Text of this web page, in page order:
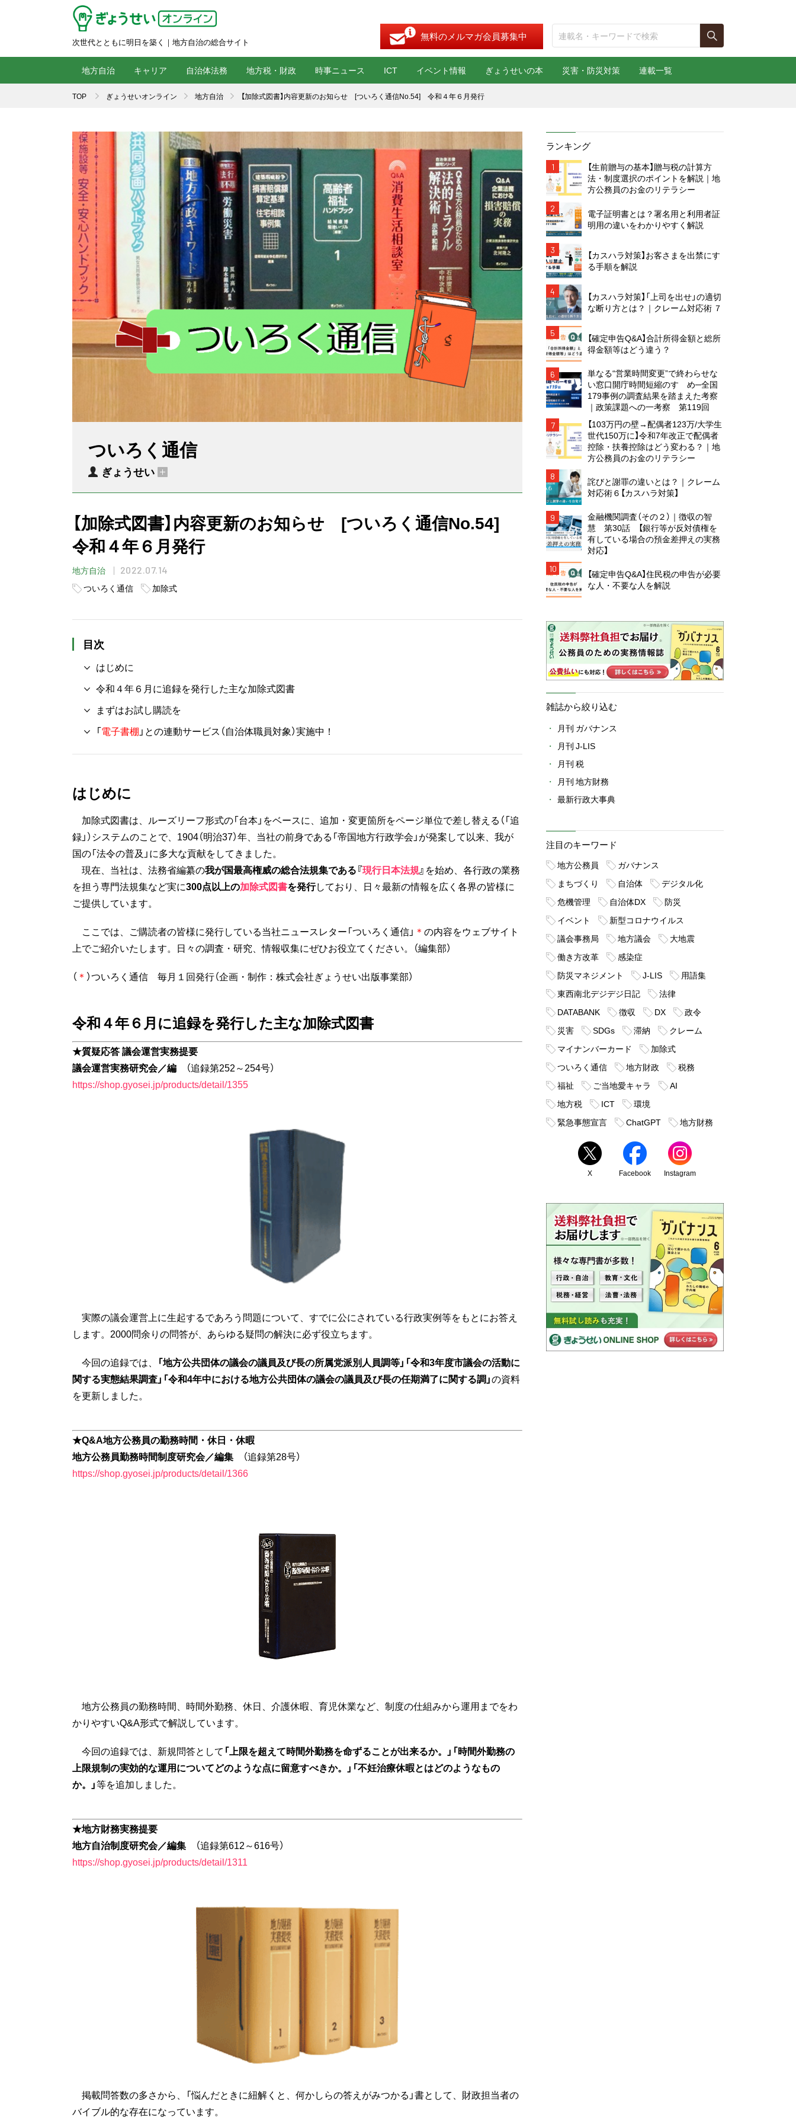
次世代とともに明日を築く｜地方自治の総合サイト 無料のメルマガ会員募集中
地方自治 キャリア 自治体法務 地方税・財政 時事ニュース ICT イベント情報 ぎょうせいの本 災害・防災対策 連載一覧
TOP ぎょうせいオンライン 地方自治 【加除式図書】内容更新のお知らせ [ついろく通信No.54] 令和４年６月発行
ついろく通信
ぎょうせい
【加除式図書】内容更新のお知らせ [ついろく通信No.54]
令和４年６月発行
地方自治 2022.07.14
ついろく通信 加除式
目次
はじめに
令和４年６月に追録を発行した主な加除式図書
まずはお試し購読を
「電子書棚 」との連動サービス（自治体職員対象）実施中！
はじめに
加除式図書は、ルーズリーフ形式の「台本」をベースに、追加・変更箇所をページ単位で差し替える（「追
録」）システムのことで、1904（明治37）年、当社の前身である「帝国地方行政学会」が発案して以来、我が
国の「法令の普及」に多大な貢献をしてきました。
現在、当社は、法務省編纂の我が国最高権威の総合法規集である『現行日本法規』 を始め、各行政の業務
を担う専門法規集など実に300点以上の加除式図書を発行しており、日々最新の情報を広く各界の皆様に
ご提供しています。
ここでは、ご購読者の皆様に発行している当社ニュースレター「ついろく通信」 ＊ の内容をウェブサイト
上でご紹介いたします。日々の調査・研究、情報収集にぜひお役立てください。（編集部）
（ ＊ ）ついろく通信 毎月１回発行（企画・制作：株式会社ぎょうせい出版事業部）
令和４年６月に追録を発行した主な加除式図書
★質疑応答 議会運営実務提要
議会運営実務研究会／編
（追録第252～254号）
https://shop.gyosei.jp/products/detail/1355
実際の議会運営上に生起するであろう問題について、すでに公にされている行政実例等をもとにお答え
します。2000問余りの問答が、あらゆる疑問の解決に必ず役立ちます。
今回の追録では、
「地方公共団体の議会の議員及び長の所属党派別人員調等」「令和3年度市議会の活動に
関する実態結果調査」「令和4年中における地方公共団体の議会の議員及び長の任期満了に関する調」の資料
を更新しました。
★Q&A地方公務員の勤務時間・休日・休暇
地方公務員勤務時間制度研究会／編集
（追録第28号）
https://shop.gyosei.jp/products/detail/1366
地方公務員の勤務時間、時間外勤務、休日、介護休暇、育児休業など、制度の仕組みから運用までをわ
かりやすいQ&A形式で解説しています。
今回の追録では、新規問答として 「上限を超えて時間外勤務を命ずることが出来るか。」「時間外勤務の
上限規制の実効的な運用についてどのような点に留意すべきか。」「不妊治療休暇とはどのようなもの
か。」等を追加しました。
★地方財務実務提要
地方自治制度研究会／編集
（追録第612～616号）
https://shop.gyosei.jp/products/detail/1311
掲載問答数の多さから、「悩んだときに紐解くと、何かしらの答えがみつかる」書として、財政担当者の
バイブル的な存在になっています。
ランキング
1
【生前贈与の基本】贈与税の計算方
法・制度選択のポイントを解説｜地
方公務員のお金のリテラシー
2
電子証明書とは？署名用と利用者証
明用の違いをわかりやすく解説
3
【カスハラ対策】お客さまを出禁にす
る手順を解説
4
【カスハラ対策】「上司を出せ」の適切
な断り方とは？｜クレーム対応術 ７
5
【確定申告Q&A】合計所得金額と総所
得金額等はどう違う？
6
単なる“営業時間変更”で終わらせな
い窓口開庁時間短縮のすゝめ─全国
179事例の調査結果を踏まえた考察
｜政策課題への一考察 第119回
7
【103万円の壁→配偶者123万/大学生
世代150万に】令和7年改正で配偶者
控除・扶養控除はどう変わる？｜地
方公務員のお金のリテラシー
8
詫びと謝罪の違いとは？｜クレーム
対応術６【カスハラ対策】
9
金融機関調査（その２）｜徴収の智
慧 第30話 【銀行等が反対債権を
有している場合の預金差押えの実務
対応】
10
【確定申告Q&A】住民税の申告が必要
な人・不要な人を解説
雑誌から絞り込む
月刊 ガバナンス
月刊 J-LIS
月刊 税
月刊 地方財務
最新行政大事典
注目のキーワード
地方公務員
ガバナンス
まちづくり
自治体
デジタル化
危機管理
自治体DX
防災
イベント
新型コロナウイルス
議会事務局
地方議会
大地震
働き方改革
感染症
防災マネジメント
J-LIS
用語集
東西南北デジデジ日記
法律
DATABANK
徴収 DX
政令
災害
SDGs 滞納
クレーム
マイナンバーカード
加除式
ついろく通信
地方財政
税務
福祉
ご当地愛キャラ
AI
地方税
ICT
環境
緊急事態宣言
ChatGPT 地方財務
X Facebook Instagram